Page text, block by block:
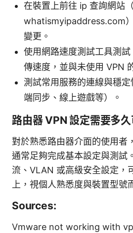
在裝置上前往 ip 查詢網站
whatismyipaddress.com
變更。
使用網路速度測試工具測
傳速度，並與未使用 VPN
測試常用服務的連線與穩
端同步、線上遊戲等）。
路由器 VPN 設定需要多久
對於熟悉路由器介面的使用者
通常足夠完成基本設定與測試
流、VLAN 或高級安全設定，
上，視個人熟悉度與裝置型號
Sources:
Vmware not working with